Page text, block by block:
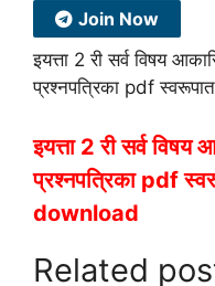
Join Now
इयत्ता 2 री सर्व विषय
प्रश्नपत्रिका pdf
इयत्ता 2 री सर्व
प्रश्नपत्रिका pdf
download
Related